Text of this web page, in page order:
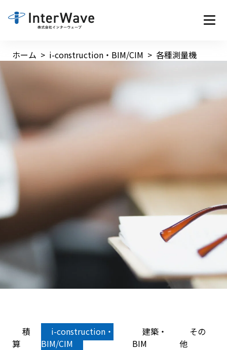
ホーム i-construction・BIM/CIM 各種測量機
各種測量機
SOFTWARE WE OFFER
積
算
i-construction・
BIM/CIM
建築・
BIM
その
他